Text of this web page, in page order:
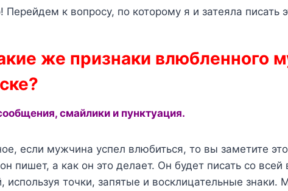
к вопросу, по которому я и затеяла писать
же признаки влюбленного
смайлики и пунктуация.
если мужчина успел влюбиться, то вы заметите
пишет, а как он это делает. Он будет писать со
используя точки, запятые и восклицательные знаки.